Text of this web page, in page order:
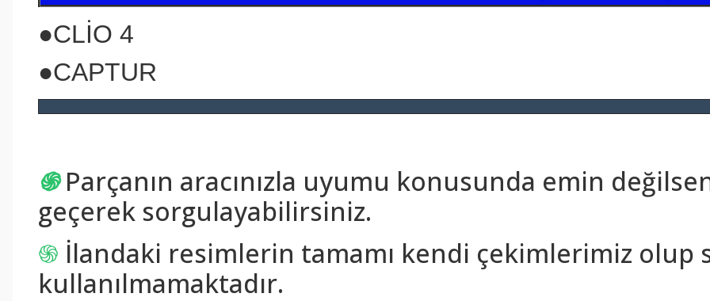
●CLİO 4
●CAPTUR
֍ Parçanın aracınızla uyumu konusunda emin
geçerek sorgulayabilirsiniz.
֍ İlandaki resimlerin tamamı kendi çekimlerimiz olup
kullanılmamaktadır.